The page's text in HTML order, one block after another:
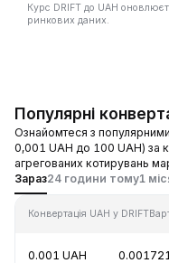
Курс DRIFT до UAH
ринкових даних.
Популярні
Ознайомтеся з
0,001 UAH до 100 UAH) за
агрегованих котирувань
Зараз24 години тому1
Конвертація UAH у DRIFT
0.001 UAH